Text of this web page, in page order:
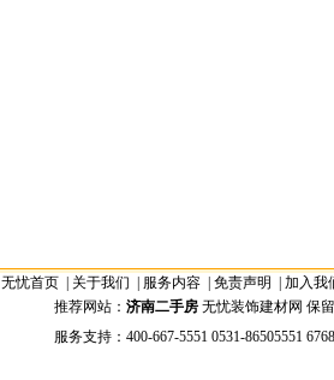
无忧首页 关于我们 服务内容 免责声明
加入我
推荐网站： 济南二手房 无忧装饰建材网 保
服务支持：400-667-5551 0531-86505551